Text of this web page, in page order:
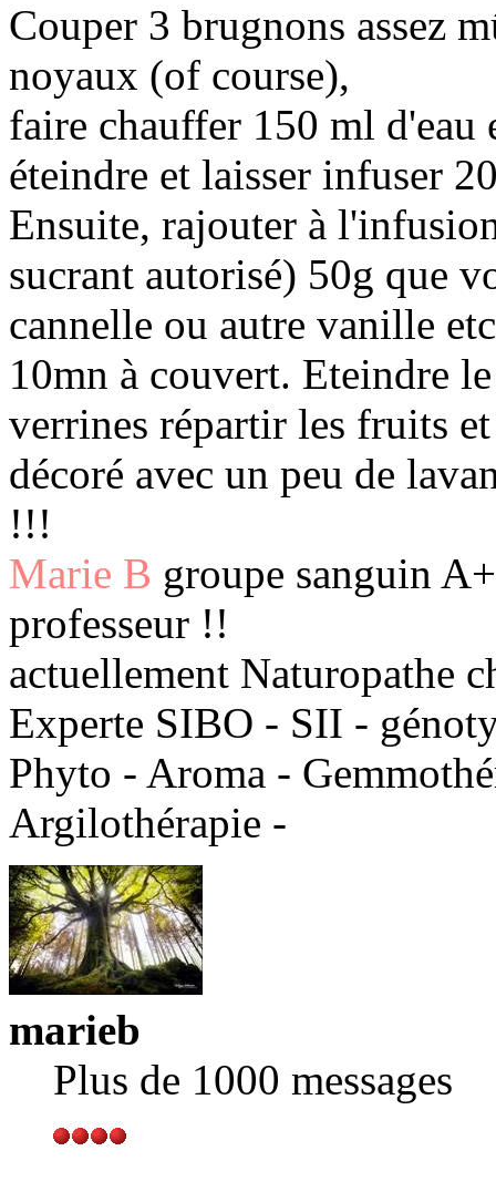
Couper 3 brugnons assez
noyaux (of course),
faire chauffer 150 ml
éteindre et laisser infuser
Ensuite, rajouter à
sucrant autorisé) 50g que
cannelle ou autre vanille
10mn à couvert. Eteindre
verrines répartir les fruits
décoré avec un peu de
!!!
Marie B groupe sanguin
professeur !!
actuellement Naturopathe
Experte SIBO - SII -
Phyto - Aroma -
Argilothérapie -
marieb
Plus de 1000 messages